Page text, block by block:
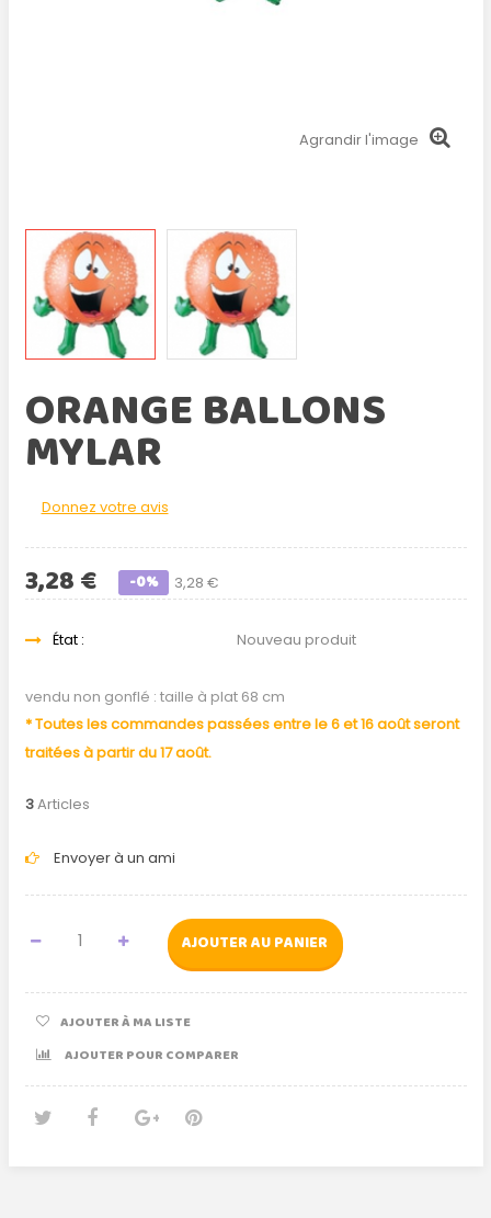
Agrandir l'image
ORANGE BALLONS
MYLAR
Donnez votre avis
3,28 €
3,28 € -0%
État : Nouveau produit
vendu non gonflé : taille à plat 68 cm
* Toutes les commandes passées entre le 6 et 16 août seront
traitées à partir du 17 août.
3Articles
Envoyer à un ami
AJOUTER AU PANIER
AJOUTER À MA LISTE
AJOUTER POUR COMPARER